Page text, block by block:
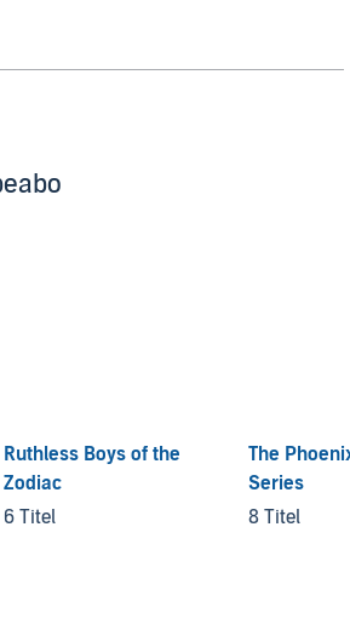
Ruthless Boys of the
Zodiac
6 Titel
The
Series
8 Titel